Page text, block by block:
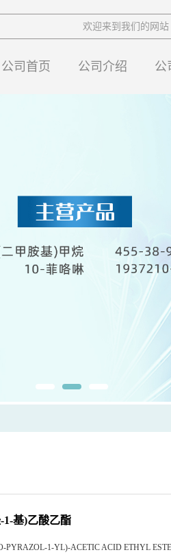
欢迎来到我们的网站
公司首页 公司介绍 公
1-基)乙酸乙酯
PYRAZOL-1-YL)-ACETIC ACID ETHYL